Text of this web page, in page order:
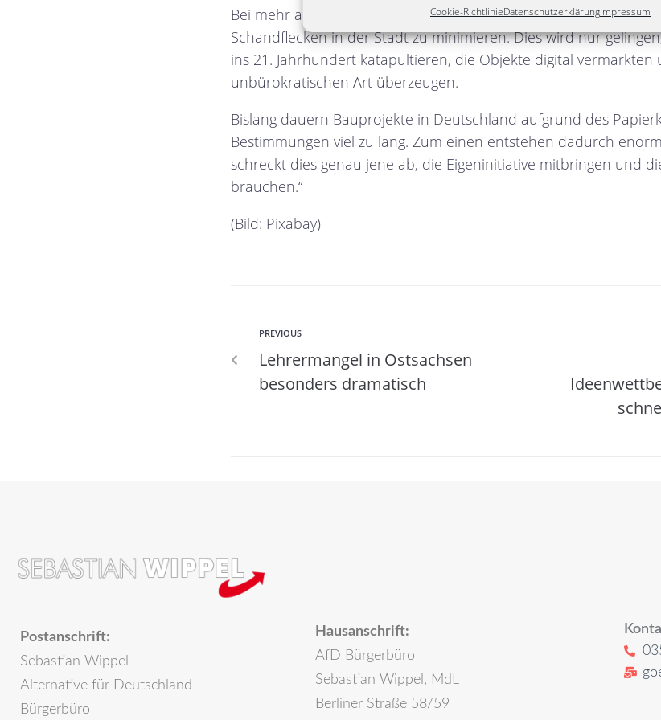
Cookie-RichtlinieDatenschutzerklärungImpressum
Bei mehr als einhundert Industrie- und Gewerbebrachen ist es
Schandflecken in der Stadt zu minimieren. Dies wird nur
ins 21. Jahrhundert katapultieren, die Objekte digital
unbürokratischen Art überzeugen.
Bislang dauern Bauprojekte in Deutschland aufgrund des
Bestimmungen viel zu lang. Zum einen entstehen dadurch
schreckt dies genau jene ab, die Eigeninitiative mitbringen und
brauchen.“
(Bild: Pixabay)
PREVIOUS
Lehrermangel in Ostsachsen
besonders dramatisch
Postanschrift:
Sebastian Wippel
Alternative für Deutschland
Bürgerbüro
Hausanschrift:
AfD Bürgerbüro
Sebastian Wippel, MdL
Berliner Straße 58/59